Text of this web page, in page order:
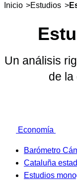
Inicio >Estudios >
Un análisis
de la
Economía
Barómetro
Cataluña
Estudios